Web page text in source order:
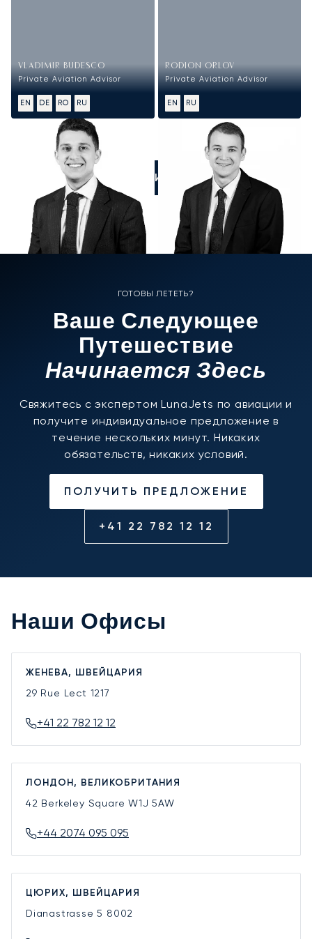
VLADIMIR BUDESCO
Private Aviation Advisor
EN DE RO RU
RODION ORLOV
Private Aviation Advisor
EN RU
ПОЗВОНИТЕ НАМ
ГОТОВЫ ЛЕТЕТЬ?
Ваше Следующее
Путешествие
Начинается Здесь
Свяжитесь с экспертом LunaJets по авиации и
получите индивидуальное предложение в
течение нескольких минут. Никаких
обязательств, никаких условий.
ПОЛУЧИТЬ ПРЕДЛОЖЕНИЕ
+41 22 782 12 12
Наши Офисы
ЖЕНЕВА, ШВЕЙЦАРИЯ
29 Rue Lect 1217
+41 22 782 12 12
ЛОНДОН, ВЕЛИКОБРИТАНИЯ
42 Berkeley SquareW1J 5AW
+44 2074 095 095
ЦЮРИХ, ШВЕЙЦАРИЯ
Dianastrasse 5 8002